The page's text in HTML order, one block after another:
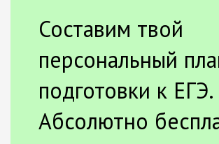
Составим твой
персональный
подготовки к ЕГЭ.
Абсолютно